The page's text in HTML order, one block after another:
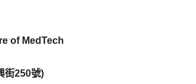
of MedTech
街250號)